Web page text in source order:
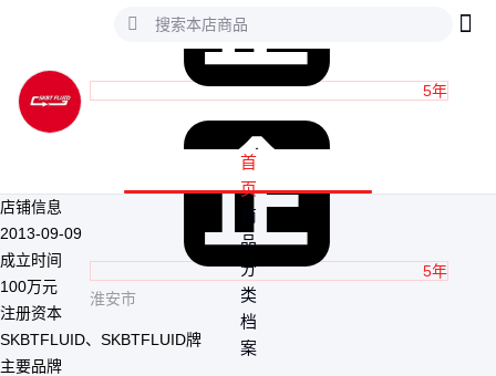
5年
5年
淮安市
首
页
商
品
分
类
档
案
店铺信息
2013-09-09
成立时间
100万元
注册资本
SKBTFLUID、SKBTFLUID牌
主要品牌